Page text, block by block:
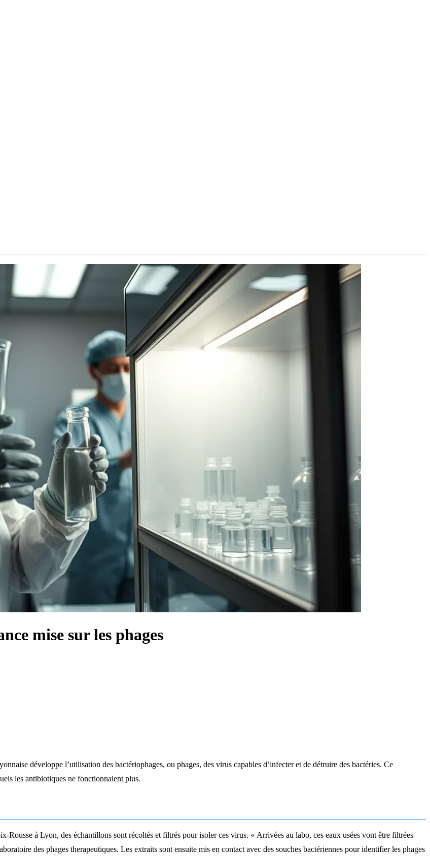
mise sur les phages
développe l’utilisation des bactériophages, ou phages, des virus capables d’infecter et de détruire des bactéries. Ce
les antibiotiques ne fonctionnaient plus.
Rousse à Lyon, des échantillons sont récoltés et filtrés pour isoler ces virus. « Arrivées au labo, ces eaux usées vont être filtrées
des phages therapeutiques. Les extraits sont ensuite mis en contact avec des souches bactériennes pour identifier les phages